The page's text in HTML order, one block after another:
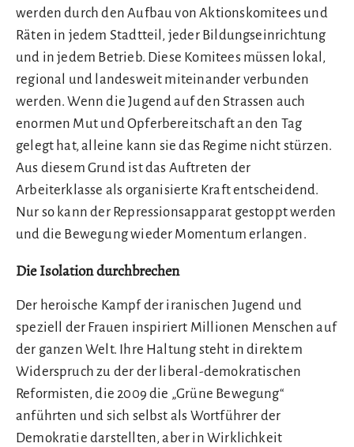
werden durch den Aufbau von Aktionskomitees und
Räten in jedem Stadtteil, jeder Bildungseinrichtung
und in jedem Betrieb. Diese Komitees müssen lokal,
regional und landesweit miteinander verbunden
werden. Wenn die Jugend auf den Strassen auch
enormen Mut und Opferbereitschaft an den Tag
gelegt hat, alleine kann sie das Regime nicht stürzen.
Aus diesem Grund ist das Auftreten der
Arbeiterklasse als organisierte Kraft entscheidend.
Nur so kann der Repressionsapparat gestoppt werden
und die Bewegung wieder Momentum erlangen.
Die Isolation durchbrechen
Der heroische Kampf der iranischen Jugend und
speziell der Frauen inspiriert Millionen Menschen auf
der ganzen Welt. Ihre Haltung steht in direktem
Widerspruch zu der der liberal-demokratischen
Reformisten, die 2009 die „Grüne Bewegung“
anführten und sich selbst als Wortführer der
Demokratie darstellten, aber in Wirklichkeit